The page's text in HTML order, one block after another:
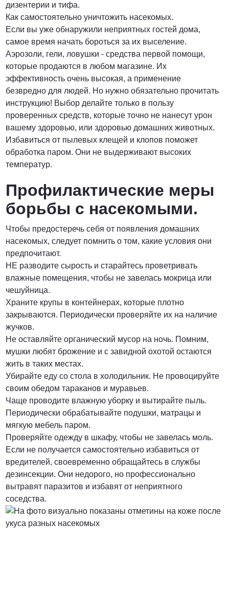
дизентерии и тифа.
Как самостоятельно уничтожить насекомых.
Если вы уже обнаружили неприятных гостей дома,
самое время начать бороться за их выселение.
Аэрозоли, гели, ловушки - средства первой помощи,
которые продаются в любом магазине. Их
эффективность очень высокая, а применение
безвредно для людей. Но нужно обязательно прочитать
инструкцию! Выбор делайте только в пользу
проверенных средств, которые точно не нанесут урон
вашему здоровью, или здоровью домашних животных.
Избавиться от пылевых клещей и клопов поможет
обработка паром. Они не выдерживают высоких
температур.
Профилактические меры
борьбы с насекомыми.
Чтобы предостеречь себя от появления домашних
насекомых, следует помнить о том, какие условия они
предпочитают.
НЕ разводите сырость и старайтесь проветривать
влажные помещения, чтобы не завелась мокрица или
чешуйница.
Храните крупы в контейнерах, которые плотно
закрываются. Периодически проверяйте их на наличие
жучков.
Не оставляйте органический мусор на ночь. Помним,
мушки любят брожение и с завидной охотой остаются
жить в таких местах.
Убирайте еду со стола в холодильник. Не провоцируйте
своим обедом тараканов и муравьев.
Чаще проводите влажную уборку и вытирайте пыль.
Периодически обрабатывайте подушки, матрацы и
мягкую мебель паром.
Проверяйте одежду в шкафу, чтобы не завелась моль.
Если не получается самостоятельно избавиться от
вредителей, своевременно обращайтесь в службы
дезинсекции. Они недорого, но профессионально
вытравят паразитов и избавят от неприятного
соседства.